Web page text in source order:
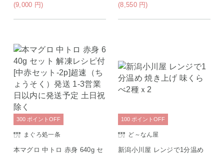
(9,000 円)
祝除く
(8,550 円)
まぐろ処一条
本マグロ 中トロ 赤身 640g セ
300 ポイント OFF
ど～なん屋
新潟小川屋 レンジで1分温め
100 ポイント OFF